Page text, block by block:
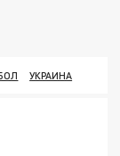
УКРАИНА